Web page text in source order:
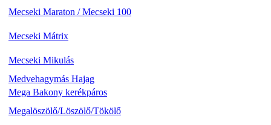
Mecseki Maraton / Mecseki 100
Mecseki Mátrix
Mecseki Mikulás
Medvehagymás Hajag
Mega Bakony kerékpáros
Megalöszölő/Löszölő/Tökölő